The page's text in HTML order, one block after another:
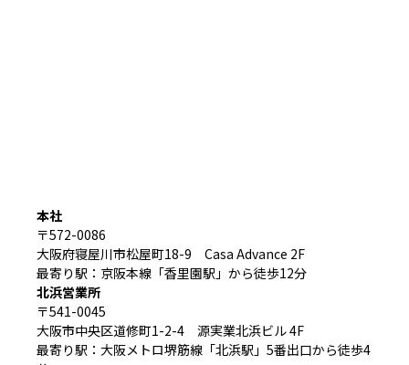
本社
〒572-0086
大阪府寝屋川市松屋町18-9 Casa Advance 2F
最寄り駅：京阪本線「香里園駅」から徒歩12分
北浜営業所
〒541-0045
大阪市中央区道修町1-2-4 源実業北浜ビル 4F
最寄り駅：大阪メトロ堺筋線「北浜駅」5番出口から徒歩4